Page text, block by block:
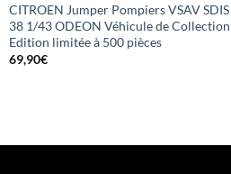
CITROEN Jumper Pompiers VSAV SDIS
38 1/43 ODEON Véhicule de Collection
Edition limitée à 500 pièces
69,90€